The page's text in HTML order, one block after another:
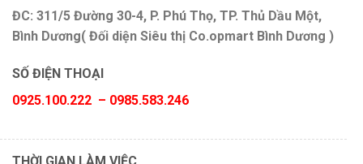
ĐC: 311/5 Đường 30-4, P. Phú Thọ, TP. Thủ Dầu Một,
Bình Dương( Đối diện Siêu thị Co.opmart Bình Dương )
SỐ ĐIỆN THOẠI
0925.100.222 – 0985.583.246